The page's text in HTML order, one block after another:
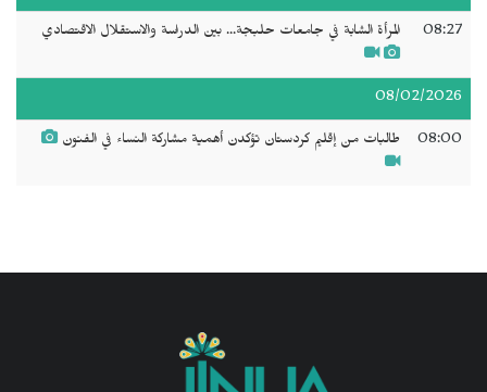
08:27 المرأة الشابة في جامعات حلبجة... بين الدراسة والاستقلال الاقتصادي
08/02/2026
08:00 طالبات من إقليم كردستان تؤكدن أهمية مشاركة النساء في الفنون